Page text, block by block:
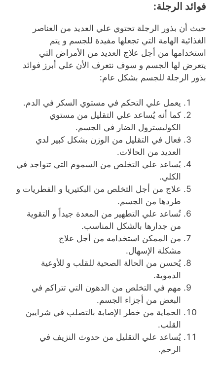
فوائد الرجلة:
حيث أن بذور الرجلة تحتوي علي العديد من العناصر
الغذائية الهامة التي تجعلها مفيدة للجسم و يتم
استخدامها من أجل علاج العديد من الأمراض التي
يتعرض لها الجسم و سوف نتعرف الأن علي أبرز فوائد
بذور الرجلة للجسم بشكل عام:
يعمل علي التحكم في مستوي السكر في الدم.
كما أنه يُساعد علي التقليل من مستوي
الكوليسترول الضار في الجسم.
فعال في التقليل من الوزن بشكل كبير لدي
العديد من الحالات.
يُساعد علي التخلص من السموم التي تتواجد في
الكلي.
علاج من أجل التخلص من البكتيريا و الفطريات و
طردها من الجسم.
تُساعد علي التطهير من المعدة جيداً و التقوية
من جدارها بالشكل المناسب.
من الممكن استخدامه من أجل علاج
مشكلة الإسهال.
يُحسن من الحالة الصحية للقلب و للأوعية
الدموية.
مهم في التخلص من الدهون التي تتراكم في
البعض من أجزاء الجسم.
الحماية من خطر الإصابة بالتصلب في شرايين
القلب.
يُساعد علي التقليل من حدوث النزيف في
الرحم.